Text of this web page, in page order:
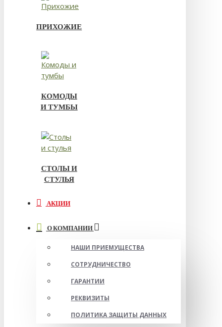
ПРИХОЖИЕ
КОМОДЫ
И ТУМБЫ
СТОЛЫ И
СТУЛЬЯ
АКЦИИ
О КОМПАНИИ
НАШИ ПРИЕМУЩЕСТВА
СОТРУДНИЧЕСТВО
ГАРАНТИИ
РЕКВИЗИТЫ
ПОЛИТИКА ЗАЩИТЫ ДАННЫХ